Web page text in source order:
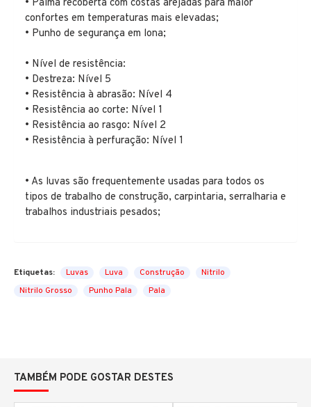
• Palma recoberta com costas arejadas para maior
confortes em temperaturas mais elevadas;
• Punho de segurança em lona;
• Nível de resistência:
• Destreza: Nível 5
• Resistência à abrasão: Nível 4
• Resistência ao corte: Nível 1
• Resistência ao rasgo: Nível 2
• Resistência à perfuração: Nível 1
• As luvas são frequentemente usadas para todos os
tipos de trabalho de construção, carpintaria, serralharia e
trabalhos industriais pesados;
Etiquetas: Luvas Luva Construção
Nitrilo
Nitrilo Grosso
Punho Pala Pala
TAMBÉM PODE GOSTAR DESTES